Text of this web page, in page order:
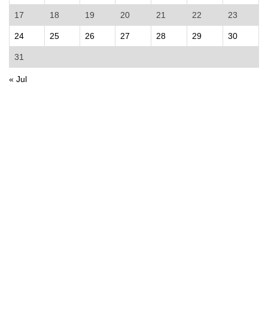
17 18 19 20 21 22 23
24 25 26 27 28 29 30
31
« Jul